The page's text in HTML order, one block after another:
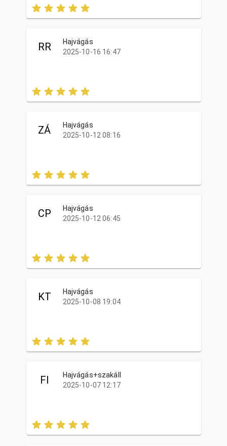
RR
Hajvágás
2025-10-16 16:47
ZÁ
Hajvágás
2025-10-12 08:16
CP
Hajvágás
2025-10-12 06:45
KT
Hajvágás
2025-10-08 19:04
FI
Hajvágás+szakáll
2025-10-07 12:17